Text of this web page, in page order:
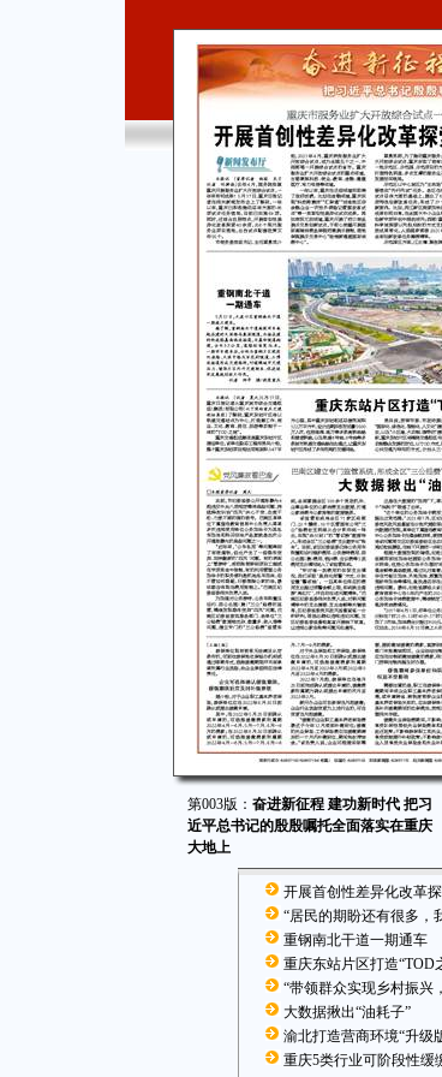
第003版： 奋进新征程 建功新时代 把习
近平总书记的殷殷嘱托全面落实在重庆
大地上
开展首创性差异化改革
“居民的期盼还有很多，
重钢南北干道一期通车
重庆东站片区打造“TOD
“带领群众实现乡村振兴
大数据揪出“油耗子”
渝北打造营商环境“升级
重庆5类行业可阶段性缓